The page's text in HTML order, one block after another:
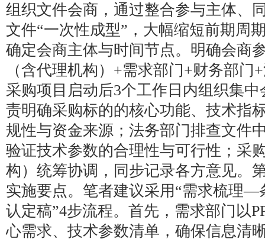
组织文件会商，通过整合参与主体、
文件“一次性成型”，大幅缩短前期周
确定会商主体与时间节点。明确会商
（含代理机构）+需求部门+财务部门
采购项目启动后3个工作日内组织集
责明确采购标的的核心功能、技术指
规性与资金来源；法务部门排查文件
验证技术参数的合理性与可行性；采
构）统筹协调，同步记录各方意见。
实施要点。笔者建议采用“需求梳理
认定稿”4步流程。首先，需求部门以
心需求、技术参数清单，确保信息清